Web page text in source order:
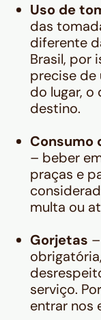
Uso de
das
diferente
Brasil, por
precise
do lugar,
destino.
Consumo
– beber
praças e
multa ou
Gorjetas
serviço.
entrar nos